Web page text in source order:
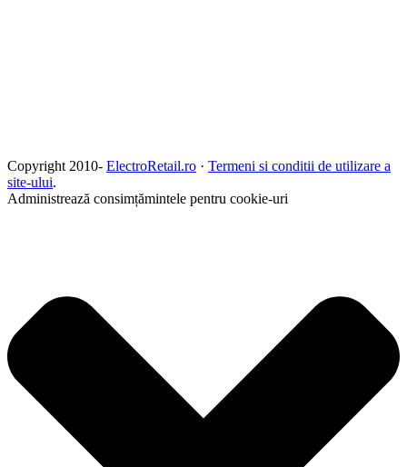
Copyright 2010- ElectroRetail.ro · Termeni si conditii de utilizare a
site-ului.
Administrează consimțămintele pentru cookie-uri